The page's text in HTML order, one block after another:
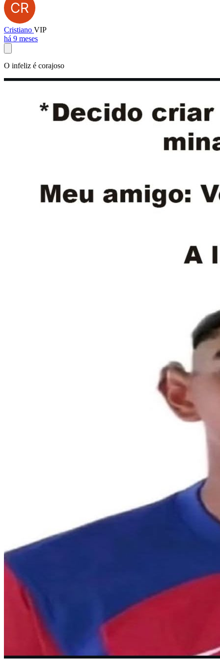
Cristiano VIP
há 9 meses
O infeliz é corajoso